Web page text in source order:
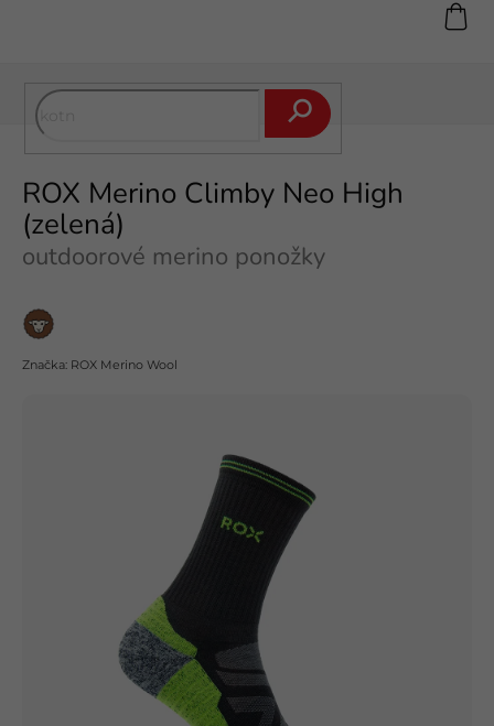
ROX Merino Climby Neo High
(zelená)
outdoorové merino ponožky
Merino
vlna
Značka: ROX Merino Wool